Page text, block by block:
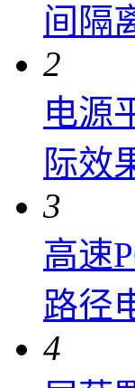
间隔
2
电源
际效
3
高速
路径
4